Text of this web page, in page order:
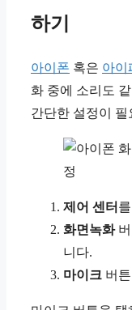
하기
아이폰 혹은 아이
화 중에 소리도
간단한 설정이 필
제어 센터
화면녹화버
니다.
마이크 버